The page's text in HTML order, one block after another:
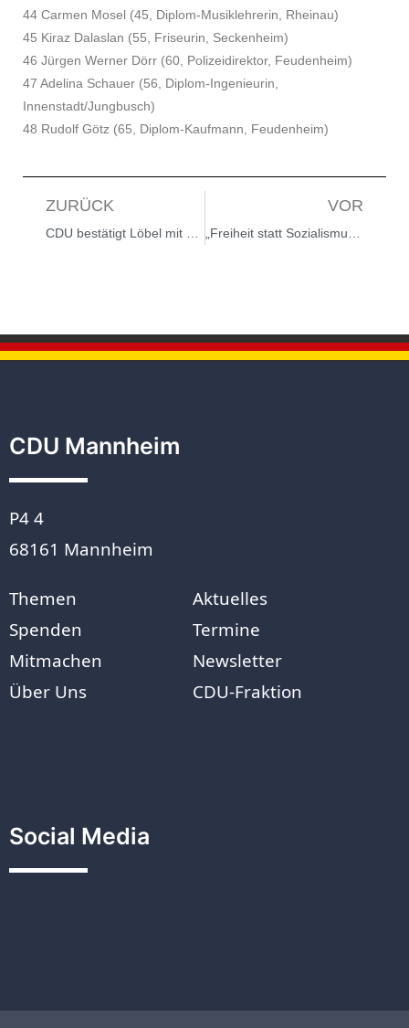
44 Carmen Mosel (45, Diplom-Musiklehrerin, Rheinau)
45 Kiraz Dalaslan (55, Friseurin, Seckenheim)
46 Jürgen Werner Dörr (60, Polizeidirektor, Feudenheim)
47 Adelina Schauer (56, Diplom-Ingenieurin,
Innenstadt/Jungbusch)
48 Rudolf Götz (65, Diplom-Kaufmann, Feudenheim)
ZURÜCK VOR
CDU Mannheim
P4 4
68161 Mannheim
Themen
Spenden
Mitmachen
Über Uns
Aktuelles
Termine
Newsletter
CDU-Fraktion
Social Media